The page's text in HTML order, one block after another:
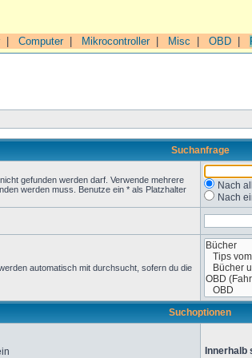
| Computer| Mikrocontroller| Misc OBD
Suchanfrage
gefunden werden darf. Verwende mehrere
werden muss. Benutze ein * als Platzhalter
Nach
Nach
automatisch mit durchsucht, sofern du die
Suchoptionen
Innerhalb